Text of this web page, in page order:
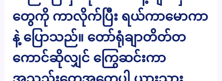
တွေကို ကာလိုက်ပြီး ရယ်ကာမောကာ
နဲ့ ပြောသည်။ တော်ရုံချာတိတ်တ
ကောင်ဆိုလျှင် ကြွေဆင်းကာ